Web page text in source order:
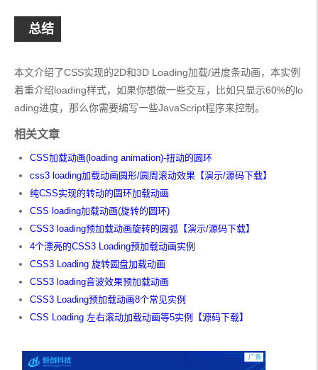
line
margin-bottom: 8px ;
}
.
loading > div ul {
width: 360px;
margin
list-style: none;
}
loading > div ul li {
--ry: 0deg;
--z: 0;
--x: 0;
z)) translateX(var(--x));
transform-origin: 0 0
}
总结
本文介绍了CSS实现的2D和3D Loading加载/进度条动画，本实例
着重介绍loading样式，如果你想做一些交互，比如只显示60%的lo
ading进度，那么你需要编写一些JavaScript程序来控制。
相关文章
CSS加载动画(loading animation)-扭动的圆环
css3 loading加载动画圆形/圆周滚动效果【演示/源码下载】
纯CSS实现的转动的圆环加载动画
CSS loading加载动画(旋转的圆环)
CSS3 loading预加载动画旋转的圆弧【演示/源码下载】
4个漂亮的CSS3 Loading预加载动画实例
CSS3 Loading 旋转圆盘加载动画
CSS3 loading音波效果预加载动画
CSS3 Loading预加载动画8个常见实例
CSS Loading 左右滚动加载动画等5实例【源码下载】